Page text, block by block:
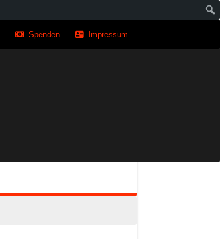
Spenden Impressum